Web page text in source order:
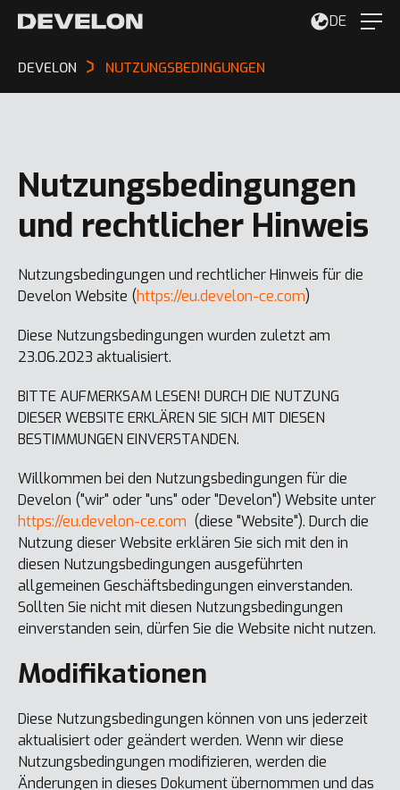
DE
DEVELON NUTZUNGSBEDINGUNGEN
Nutzungsbedingungen
und rechtlicher Hinweis
Nutzungsbedingungen und rechtlicher Hinweis für die
Develon Website (https://eu.develon-ce.com)
Diese Nutzungsbedingungen wurden zuletzt am
23.06.2023 aktualisiert.
BITTE AUFMERKSAM LESEN! DURCH DIE NUTZUNG
DIESER WEBSITE ERKLÄREN SIE SICH MIT DIESEN
BESTIMMUNGEN EINVERSTANDEN.
Willkommen bei den Nutzungsbedingungen für die
Develon ("wir" oder "uns" oder "Develon") Website unter
https://eu.develon-ce.com (diese "Website"). Durch die
Nutzung dieser Website erklären Sie sich mit den in
diesen Nutzungsbedingungen ausgeführten
allgemeinen Geschäftsbedingungen einverstanden.
Sollten Sie nicht mit diesen Nutzungsbedingungen
einverstanden sein, dürfen Sie die Website nicht nutzen.
Modifikationen
Diese Nutzungsbedingungen können von uns jederzeit
aktualisiert oder geändert werden. Wenn wir diese
Nutzungsbedingungen modifizieren, werden die
Änderungen in dieses Dokument übernommen und das